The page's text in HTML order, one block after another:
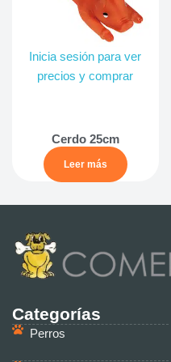
Inicia sesión para ver
precios y comprar
Cerdo 25cm
Leer más
Categorías
Perros